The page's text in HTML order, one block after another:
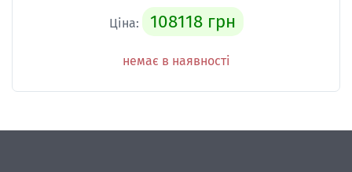
Ціна: 108118 грн
немає в наявності